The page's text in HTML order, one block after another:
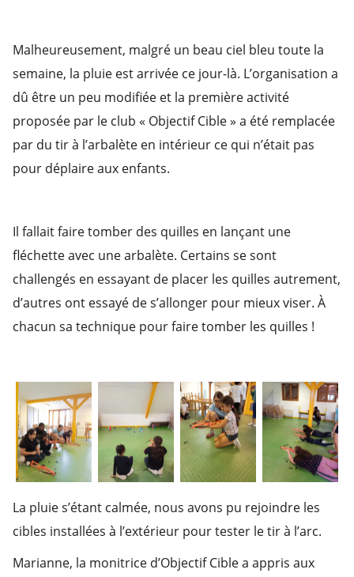
Malheureusement, malgré un beau ciel bleu toute la
semaine, la pluie est arrivée ce jour-là. L’organisation a
dû être un peu modifiée et la première activité
proposée par le club « Objectif Cible » a été remplacée
par du tir à l’arbalète en intérieur ce qui n’était pas
pour déplaire aux enfants.
Il fallait faire tomber des quilles en lançant une
fléchette avec une arbalète. Certains se sont
challengés en essayant de placer les quilles autrement,
d’autres ont essayé de s’allonger pour mieux viser. À
chacun sa technique pour faire tomber les quilles !
La pluie s’étant calmée, nous avons pu rejoindre les
cibles installées à l’extérieur pour tester le tir à l’arc.
Marianne, la monitrice d’Objectif Cible a appris aux